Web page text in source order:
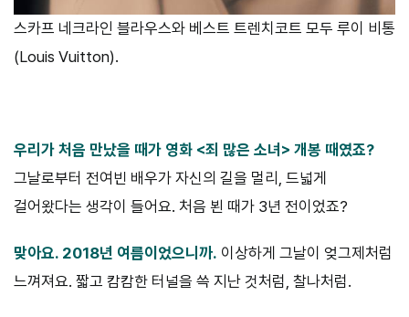
스카프 네크라인 블라우스와 베스트 트렌치코트 모두 루이 비통
(Louis Vuitton).
우리가 처음 만났을 때가 영화 <죄 많은 소녀> 개봉 때였죠?
그날로부터 전여빈 배우가 자신의 길을 멀리, 드넓게
걸어왔다는 생각이 들어요. 처음 뵌 때가 3년 전이었죠?
맞아요. 2018년 여름이었으니까. 이상하게 그날이 엊그제처럼
느껴져요. 짧고 캄캄한 터널을 쓱 지난 것처럼, 찰나처럼.